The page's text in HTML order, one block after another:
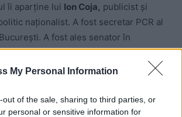
My Personal Information
out of the sale, sharing to third parties, or
personal or sensitive information for
îi aparține lui Ion Coja, publicist și
naționalist. A fost secretar PCR al
A fost ales senator în
pe lista PDAR în județul Constanța.
nu oferă date despre proprietar sau